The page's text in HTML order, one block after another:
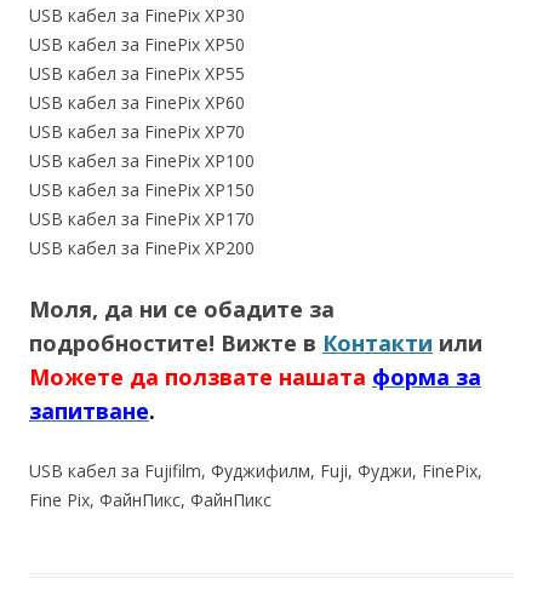
USB кабел за FinePix XP30
USB кабел за FinePix XP50
USB кабел за FinePix XP55
USB кабел за FinePix XP60
USB кабел за FinePix XP70
USB кабел за FinePix XP100
USB кабел за FinePix XP150
USB кабел за FinePix XP170
USB кабел за FinePix XP200
Моля, да ни се обадите за
подробностите! Вижте в Контакти или
Можете да ползвате нашата форма за
запитване.
USB кабел за Fujifilm, Фуджифилм, Fuji, Фуджи, FinePix,
Fine Pix, ФайнПикс, ФайнПикс